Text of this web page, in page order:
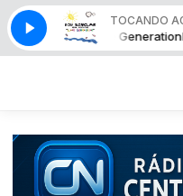
TOCANDO
Gary Pine - Love Generation